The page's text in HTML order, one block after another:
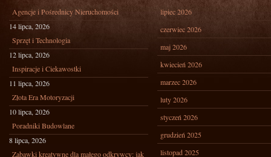
Agencje i Pośrednicy Nieruchomości
14 lipca, 2026
Sprzęt i Technologia
12 lipca, 2026
Inspiracje i Ciekawostki
11 lipca, 2026
Złota Era Motoryzacji
10 lipca, 2026
Poradniki Budowlane
8 lipca, 2026
Zabawki kreatywne dla małego odkrywcy: jak
lipiec 2026
czerwiec 2026
maj 2026
kwiecień 2026
marzec 2026
luty 2026
styczeń 2026
grudzień 2025
listopad 2025